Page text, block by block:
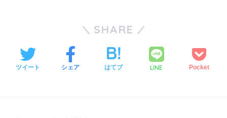
SHARE
ツイート シェア はてブ LINE Pocket